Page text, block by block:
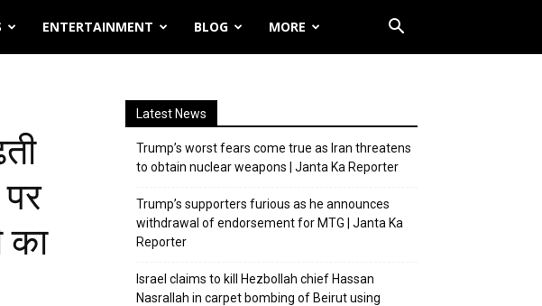
ENTERTAINMENT BLOG MORE
का
Latest News
Trump’s worst fears come true as Iran threatens
to obtain nuclear weapons | Janta Ka Reporter
Trump’s supporters furious as he announces
withdrawal of endorsement for MTG | Janta Ka
Reporter
Israel claims to kill Hezbollah chief Hassan
Nasrallah in carpet bombing of Beirut using